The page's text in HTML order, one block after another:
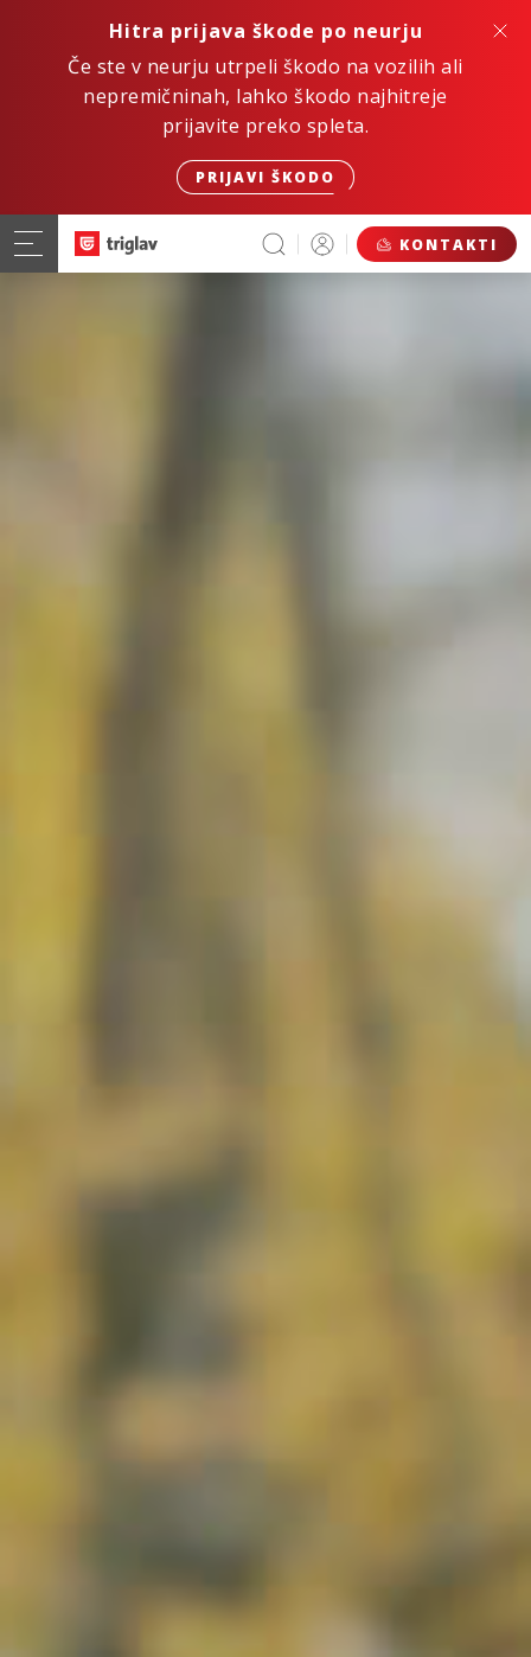
Hitra prijava škode po neurju
Če ste v neurju utrpeli škodo na vozilih ali
nepremičninah, lahko škodo najhitreje
prijavite preko spleta.
PRIJAVI ŠKODO
KONTAKTI